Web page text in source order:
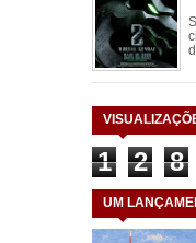
1 2 8
UM